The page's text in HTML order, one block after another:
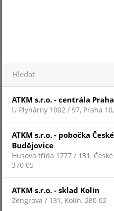
Pro zobrazení informací je
DEC-
ATKM s.r.o. - centrála Praha
U Plynárny 1002 / 97, Praha
ATKM s.r.o. - pobočka České
Budějovice
Husova třída 1777 / 131,
370 05
ATKM s.r.o. - sklad Kolín
Zengrova / 131, Kolín, 280 02